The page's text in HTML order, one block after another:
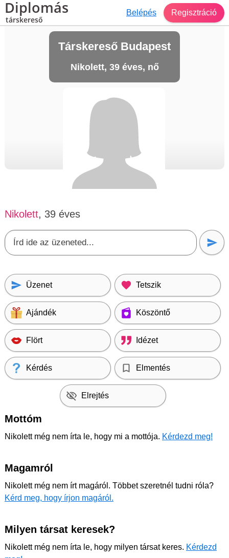
Diplomás
társkereső
Belépés Regisztráció
Társkereső Budapest
Nikolett, 39 éves, nő
Nikolett, 39 éves
Üzenet Tetszik
Ajándék Köszöntő
Flört Idézet
Kérdés Elmentés
Elrejtés
Mottóm
Nikolett még nem írta le, hogy mi a mottója. Kérdezd meg!
Magamról
Nikolett még nem írt magáról. Többet szeretnél tudni róla?
Kérd meg, hogy írjon magáról.
Milyen társat keresek?
Nikolett még nem írta le, hogy milyen társat keres. Kérdezd